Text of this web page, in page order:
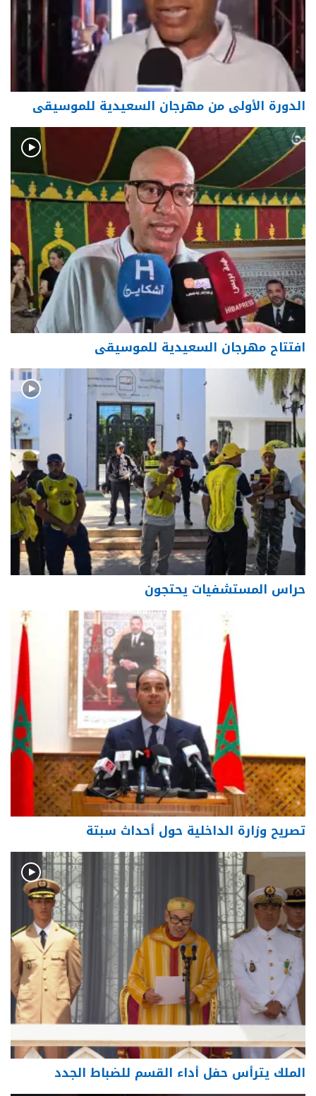
الدورة الأولى من مهرجان السعيدية للموسيقى
افتتاح مهرجان السعيدية للموسيقى
حراس المستشفيات يحتجون
تصريح وزارة الداخلية حول أحداث سبتة
الملك يترأس حفل أداء القسم للضباط الجدد